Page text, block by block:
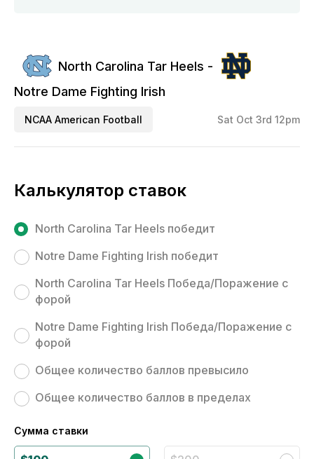
North Carolina Tar Heels -
Notre Dame Fighting Irish
NCAA American Football Sat Oct 3rd 12pm
Калькулятор ставок
North Carolina Tar Heels победит
Notre Dame Fighting Irish победит
North Carolina Tar Heels Победа/Поражение с
форой
Notre Dame Fighting Irish Победа/Поражение с
форой
Общее количество баллов превысило
Общее количество баллов в пределах
Сумма ставки